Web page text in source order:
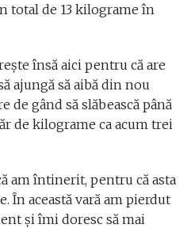
total de 13 kilograme în
însă aici pentru că are
ajungă să aibă din nou
de gând să slăbească până
de kilograme ca acum trei
am întinerit, pentru că asta
În această vară am pierdut
și îmi doresc să mai